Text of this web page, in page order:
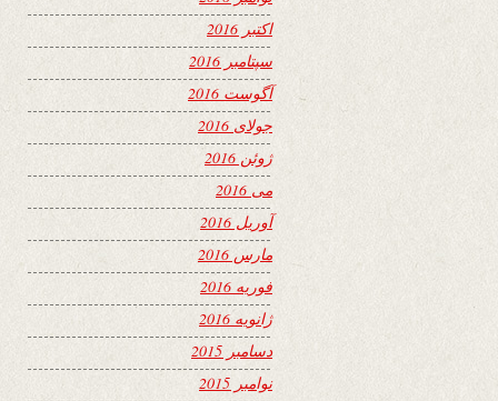
اکتبر 2016
سپتامبر 2016
آگوست 2016
جولای 2016
ژوئن 2016
می 2016
آوریل 2016
مارس 2016
فوریه 2016
ژانویه 2016
دسامبر 2015
نوامبر 2015